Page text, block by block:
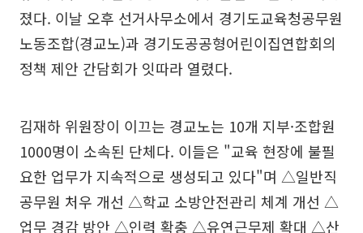
졌다. 이날 오후 선거사무소에서 경기도교육청공무원
노동조합(경교노)과 경기도공공형어린이집연합회의
정책 제안 간담회가 잇따라 열렸다.
김재하 위원장이 이끄는 경교노는 10개 지부·조합원
1000명이 소속된 단체다. 이들은 "교육 현장에 불필
요한 업무가 지속적으로 생성되고 있다"며 △일반직
공무원 처우 개선 △학교 소방안전관리 체계 개선 △
업무 경감 방안 △인력 확충 △유연근무제 확대 △산